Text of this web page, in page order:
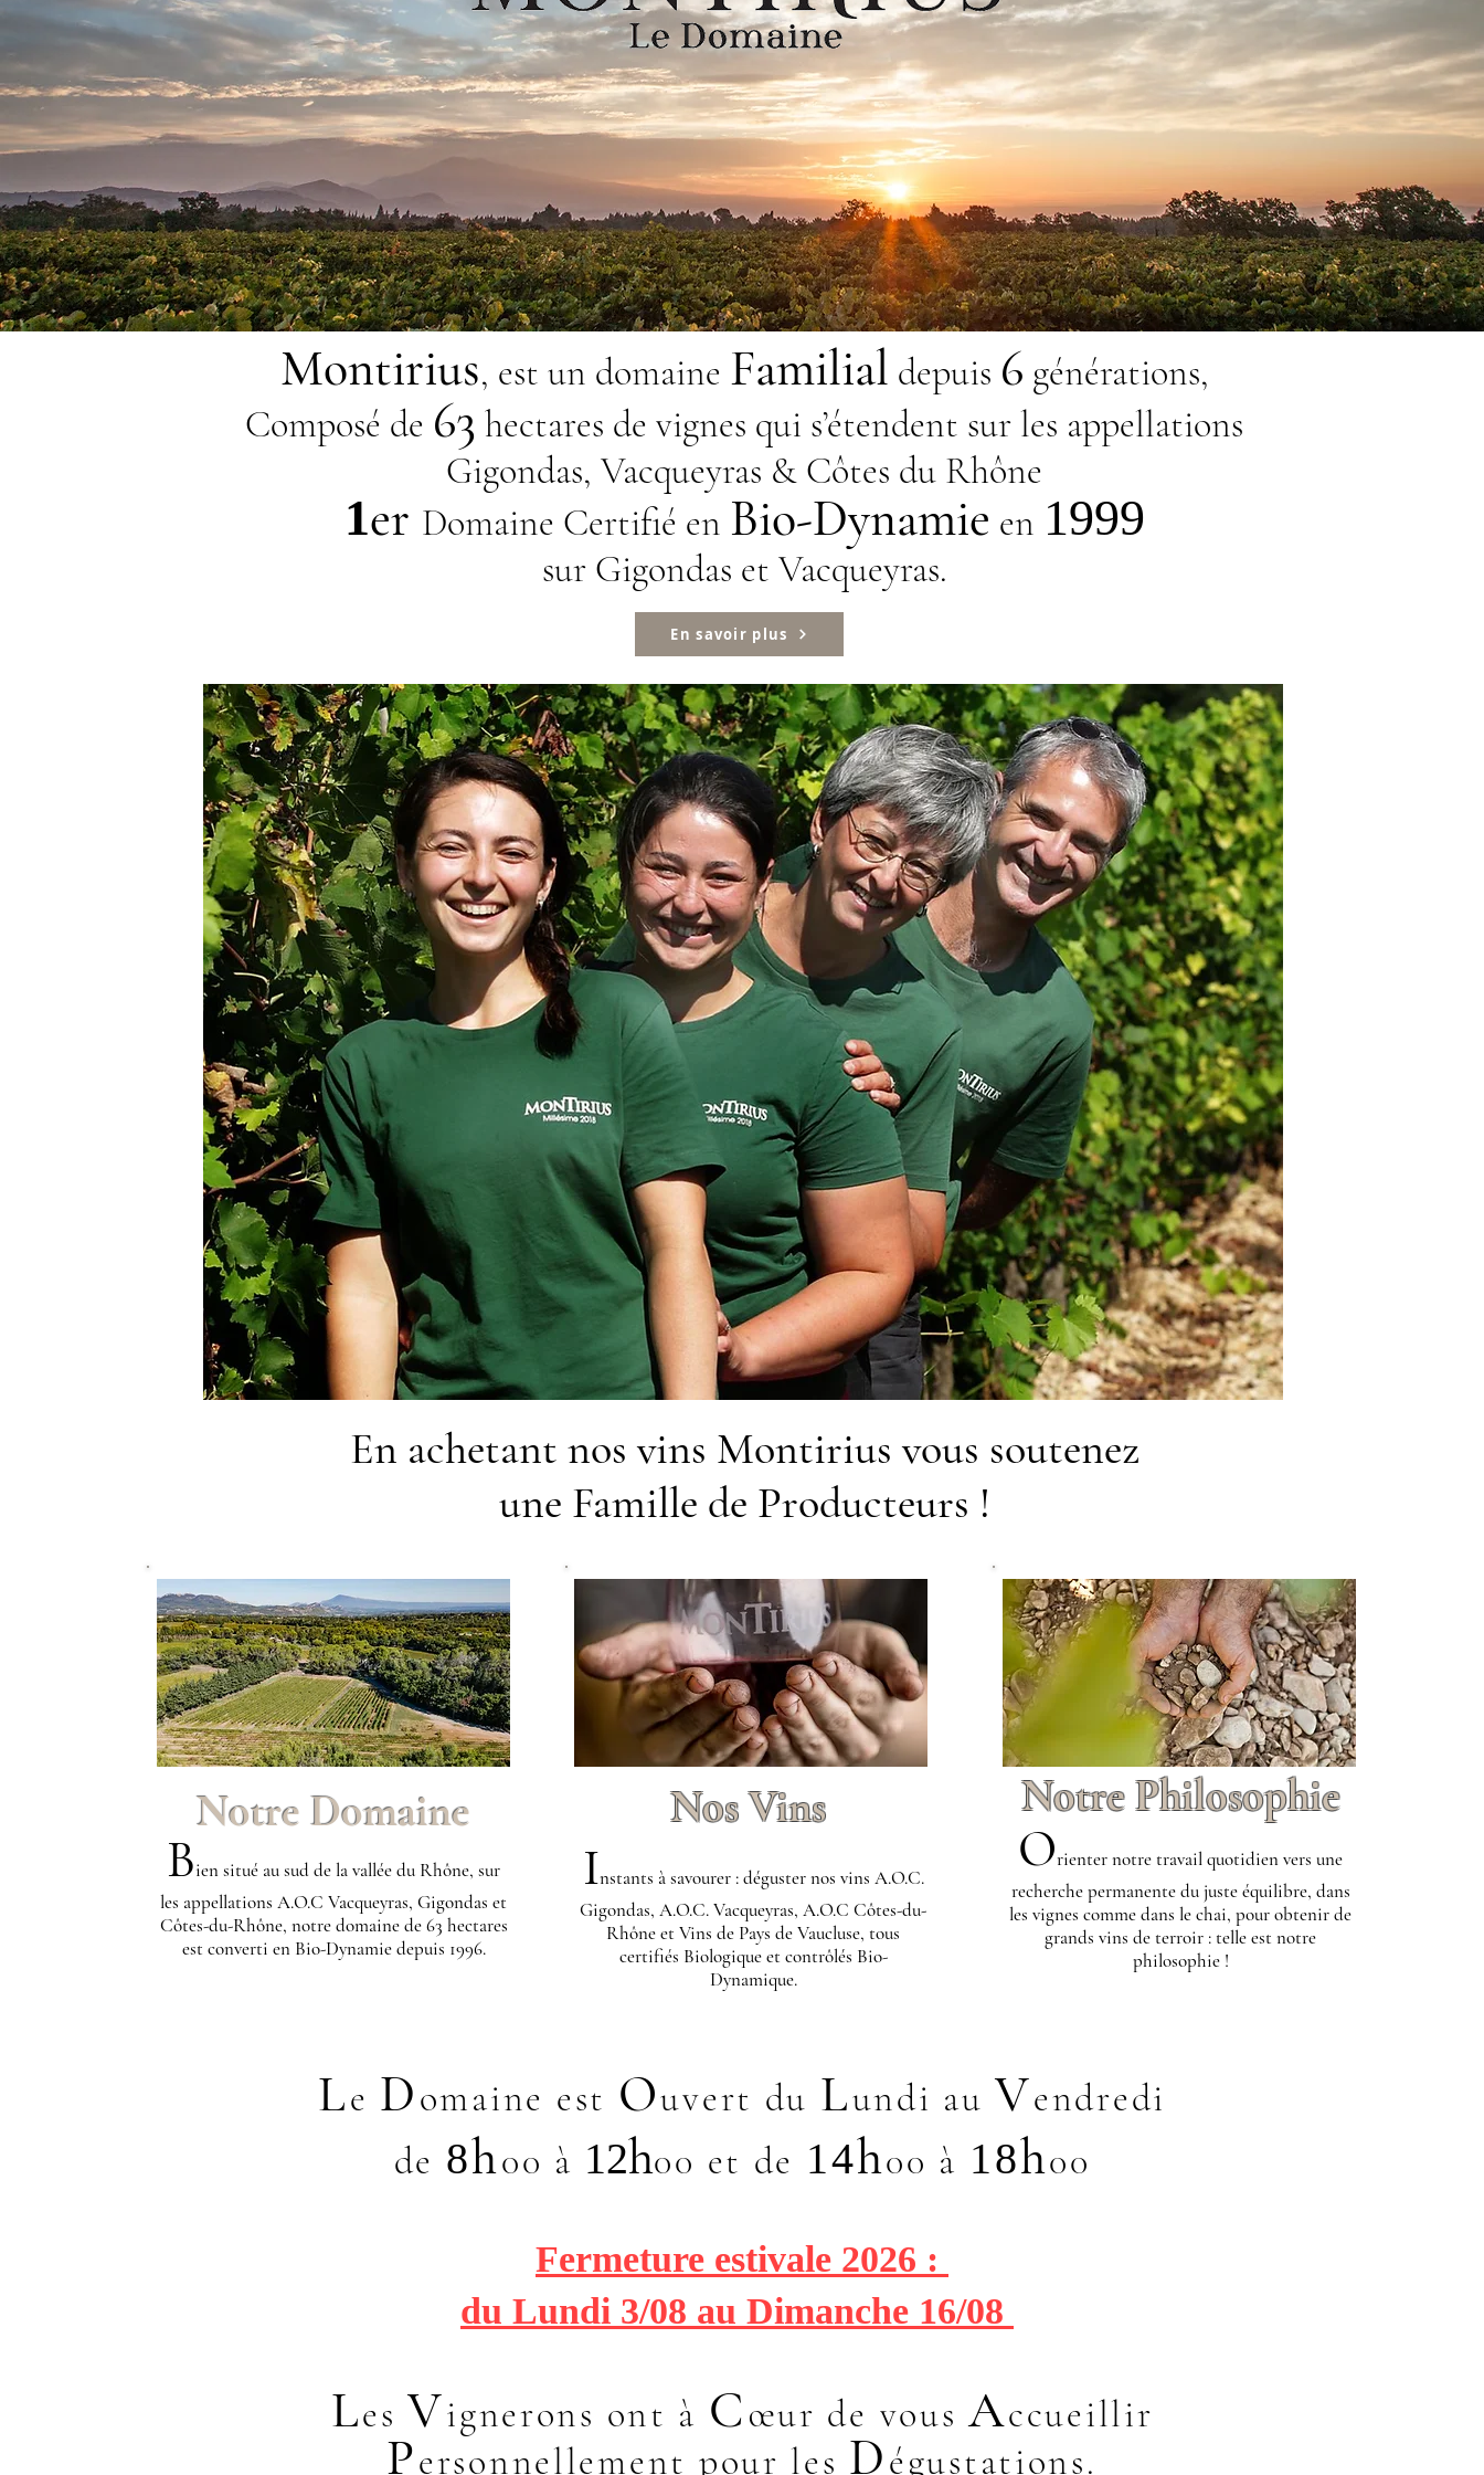
Montirius, est un domaine Familial depuis 6 générations,
Composé de 63 hectares de vignes qui s’étendent sur les appellations
Gigondas, Vacqueyras & Côtes du Rhône
1er Domaine Certifié en Bio-Dynamie en 1999
sur Gigondas et Vacqueyras.
En savoir plus
En achetant nos vins Montirius vous soutenez
une Famille de Producteurs !
Bien situé au sud de la vallée du Rhône, sur
les appellations A.O.C Vacqueyras, Gigondas et
Côtes-du-Rhône, notre domaine de 63 hectares
est converti en Bio-Dynamie depuis 1996.
Notre Domaine
Instants à savourer : déguster nos vins A.O.C.
Gigondas, A.O.C. Vacqueyras, A.O.C Côtes-du-
Rhône et Vins de Pays de Vaucluse, tous
certifiés Biologique et contrôlés Bio-
Dynamique.
Nos Vins
Orienter notre travail quotidien vers une
recherche permanente du juste équilibre, dans
les vignes comme dans le chai, pour obtenir de
grands vins de terroir : telle est notre
philosophie !
Notre Philosophie
Le Domaine est Ouvert du Lundi au Vendredi
de 8h00 à 12h00 et de 14h00 à 18h00
Fermeture estivale 2026 :
du Lundi 3/08 au Dimanche 16/08
Les Vignerons ont à Cœur de vous Accueillir
Personnellement pour les Dégustations.